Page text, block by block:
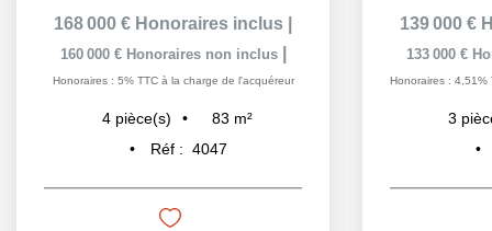
168 000 € Honoraires inclus
160 000 € Honoraires non inclus
Honoraires : 5% TTC à la charge de l'acquéreur
4 pièce(s) 83 m²
Réf : 4047
139 000 €
133 000 €
Honoraires : 4,51%
3